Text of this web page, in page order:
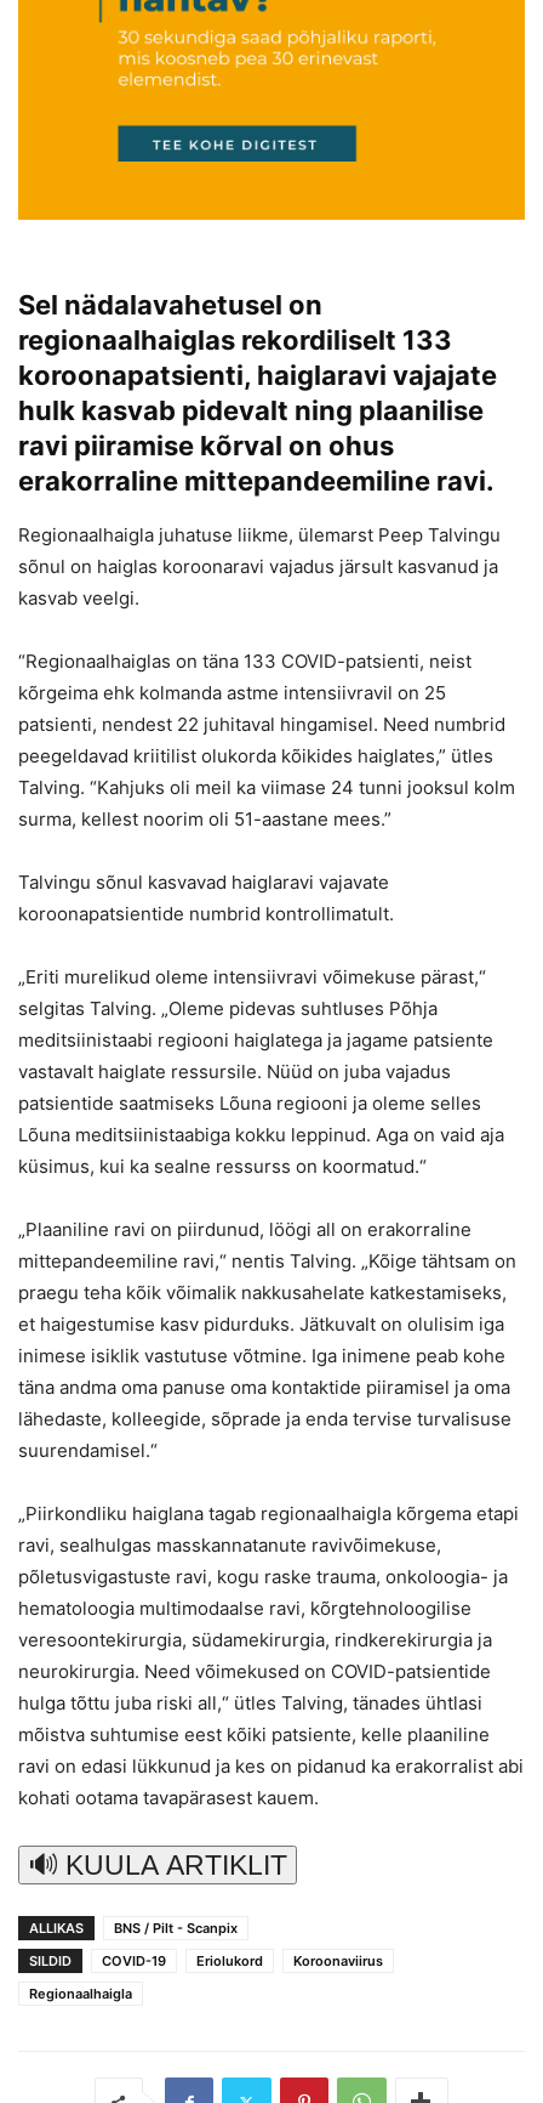
Sel nädalavahetusel on
regionaalhaiglas rekordiliselt 133
koroonapatsienti, haiglaravi vajajate
hulk kasvab pidevalt ning plaanilise
ravi piiramise kõrval on ohus
erakorraline mittepandeemiline ravi.
Regionaalhaigla juhatuse liikme, ülemarst Peep Talvingu
sõnul on haiglas koroonaravi vajadus järsult kasvanud ja
kasvab veelgi.
“Regionaalhaiglas on täna 133 COVID-patsienti, neist
kõrgeima ehk kolmanda astme intensiivravil on 25
patsienti, nendest 22 juhitaval hingamisel. Need numbrid
peegeldavad kriitilist olukorda kõikides haiglates,” ütles
Talving. “Kahjuks oli meil ka viimase 24 tunni jooksul kolm
surma, kellest noorim oli 51-aastane mees.”
Talvingu sõnul kasvavad haiglaravi vajavate
koroonapatsientide numbrid kontrollimatult.
„Eriti murelikud oleme intensiivravi võimekuse pärast,“
selgitas Talving. „Oleme pidevas suhtluses Põhja
meditsiinistaabi regiooni haiglatega ja jagame patsiente
vastavalt haiglate ressursile. Nüüd on juba vajadus
patsientide saatmiseks Lõuna regiooni ja oleme selles
Lõuna meditsiinistaabiga kokku leppinud. Aga on vaid aja
küsimus, kui ka sealne ressurss on koormatud.“
„Plaaniline ravi on piirdunud, löögi all on erakorraline
mittepandeemiline ravi,“ nentis Talving. „Kõige tähtsam on
praegu teha kõik võimalik nakkusahelate katkestamiseks,
et haigestumise kasv pidurduks. Jätkuvalt on olulisim iga
inimese isiklik vastutuse võtmine. Iga inimene peab kohe
täna andma oma panuse oma kontaktide piiramisel ja oma
lähedaste, kolleegide, sõprade ja enda tervise turvalisuse
suurendamisel.“
„Piirkondliku haiglana tagab regionaalhaigla kõrgema etapi
ravi, sealhulgas masskannatanute ravivõimekuse,
põletusvigastuste ravi, kogu raske trauma, onkoloogia- ja
hematoloogia multimodaalse ravi, kõrgtehnoloogilise
veresoontekirurgia, südamekirurgia, rindkerekirurgia ja
neurokirurgia. Need võimekused on COVID-patsientide
hulga tõttu juba riski all,“ ütles Talving, tänades ühtlasi
mõistva suhtumise eest kõiki patsiente, kelle plaaniline
ravi on edasi lükkunud ja kes on pidanud ka erakorralist abi
kohati ootama tavapärasest kauem.
🔊 KUULA ARTIKLIT
ALLIKAS
BNS / Pilt - Scanpix
SILDID
COVID-19 Eriolukord
Koroonaviirus
Regionaalhaigla